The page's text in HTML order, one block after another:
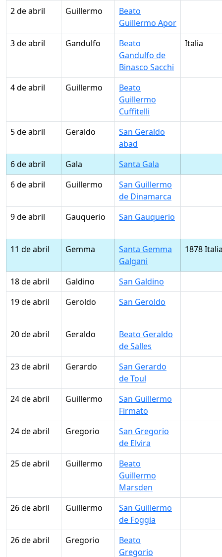
2 de abril
Guillermo
Beato
Guillermo Apor
3 de abril
Gandulfo
Beato
Gandulfo de
Binasco Sacchi
Italia
4 de abril Guillermo
Beato
Guillermo
Cuffitelli
5 de abril
Geraldo
San Geraldo
abad
6 de abril
Gala
Santa Gala
6 de abril
Guillermo
San Guillermo
de Dinamarca
9 de abril
Gauquerio San Gauquerio
11 de abril Gemma
Santa Gemma
Galgani
1878
18 de abril Galdino
San Galdino
19 de abril
Geroldo San Geroldo
20 de abril Geraldo
Beato Geraldo
de Salles
23 de abril
Gerardo
San Gerardo
de Toul
24 de abril
Guillermo
San Guillermo
Firmato
24 de abril
Gregorio
San Gregorio
de Elvira
25 de abril
Guillermo
Beato
Guillermo
Marsden
26 de abril
Guillermo
San Guillermo
de Foggia
26 de abril
Gregorio
Beato
Gregorio